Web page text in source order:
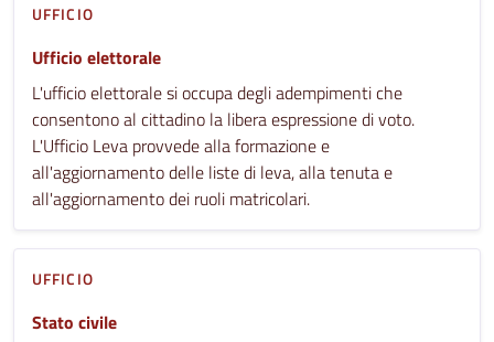
UFFICIO
Ufficio elettorale
L'ufficio elettorale si occupa degli adempimenti che
consentono al cittadino la libera espressione di voto.
L'Ufficio Leva provvede alla formazione e
all'aggiornamento delle liste di leva, alla tenuta e
all'aggiornamento dei ruoli matricolari.
UFFICIO
Stato civile